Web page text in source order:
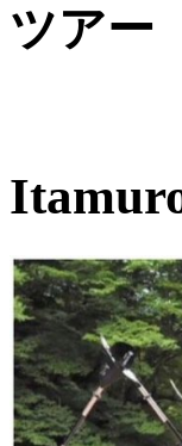
ツアー